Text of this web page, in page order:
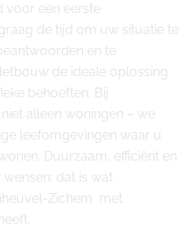
voor een eerste
de tijd om uw situatie te
en te
de ideale oplossing
behoeften. Bij
alleen woningen – we
leefomgevingen waar u
Duurzaam, efficiënt en
dat is wat
Zichem met